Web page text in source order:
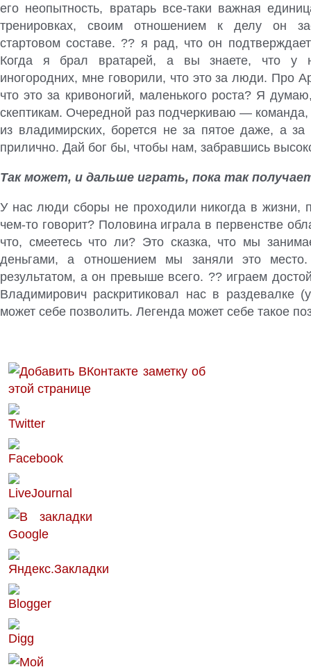
его неопытность, вратарь все-таки важная
тренировках, своим отношением к делу он
стартовом составе. ?? я рад, что он
Когда я брал вратарей, а вы знаете, что у
иногородних, мне говорили, что это за люди. Про
что это за кривоногий, маленького роста? Я
скептикам. Очередной раз подчеркиваю — команда,
из владимирских, борется не за пятое даже, а за
прилично. Дай бог бы, чтобы нам, забравшись
Так может, и дальше играть, пока так
У нас люди сборы не проходили никогда в жизни,
чем-то говорит? Половина играла в первенстве
что, смеетесь что ли? Это сказка, что мы
деньгами, а отношением мы заняли это
результатом, а он превыше всего. ?? играем
Владимирович раскритиковал нас в раздевалке
может себе позволить. Легенда может себе такое